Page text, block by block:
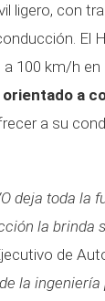
ligero, con
El
100 km/h
orientado a
a su
deja toda la
la brinda
de
la